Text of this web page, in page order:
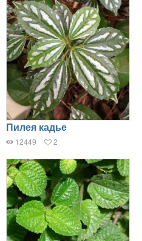
Пилея кадье
12449 2